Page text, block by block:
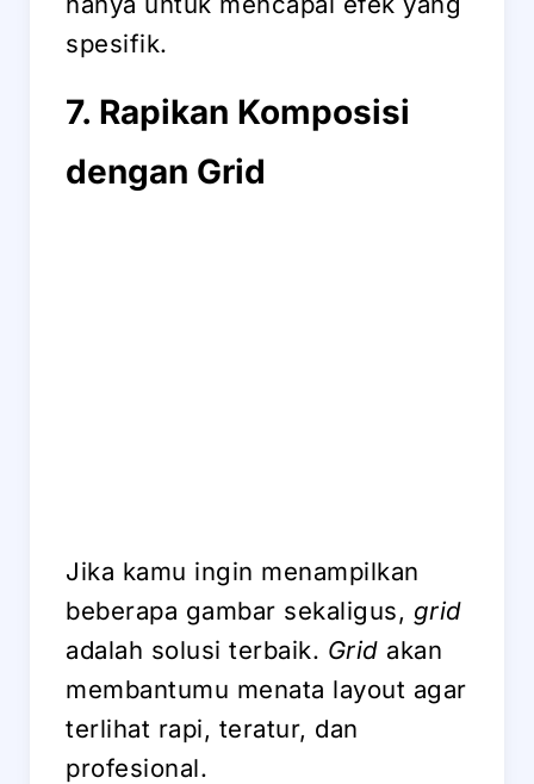
spesifik.
7. Rapikan Komposisi
dengan Grid
Jika kamu ingin menampilkan
beberapa gambar sekaligus, grid
adalah solusi terbaik. Grid akan
membantumu menata layout agar
terlihat rapi, teratur, dan
profesional.